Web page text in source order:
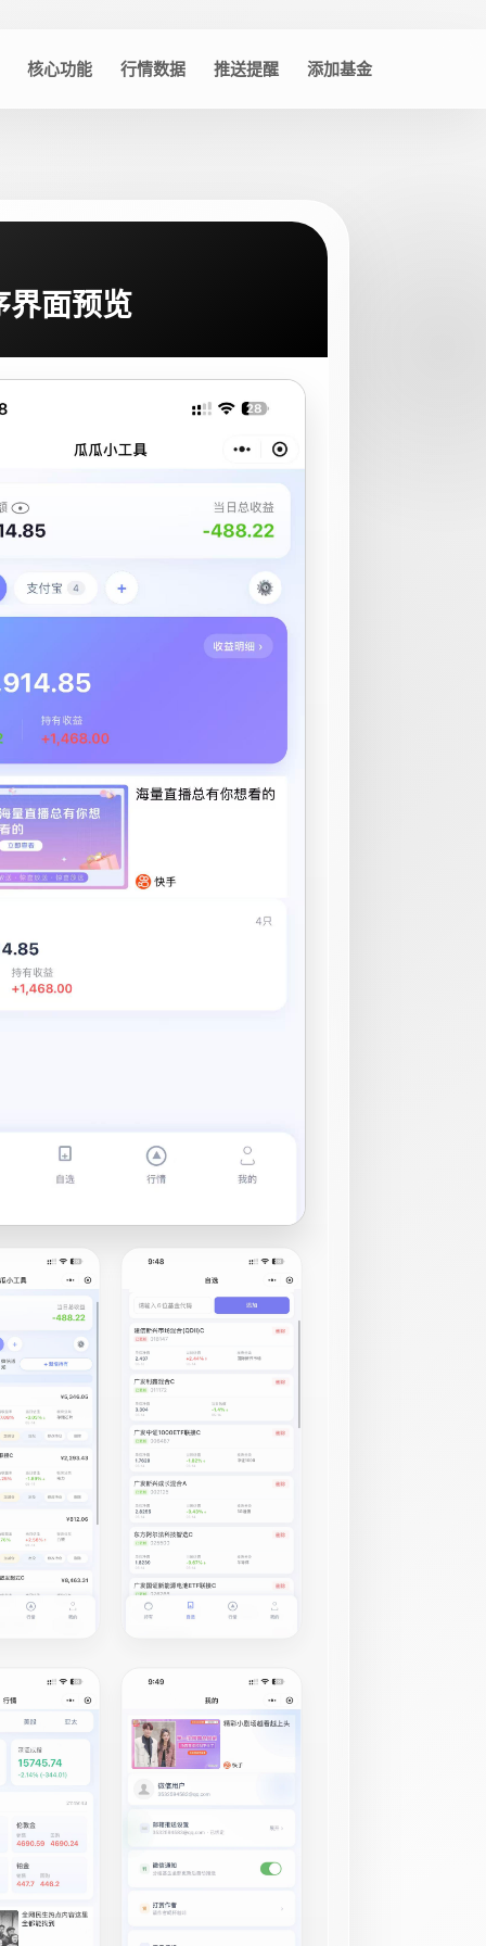
核心功能 行情数据 推送提醒 添加基金
界面预览